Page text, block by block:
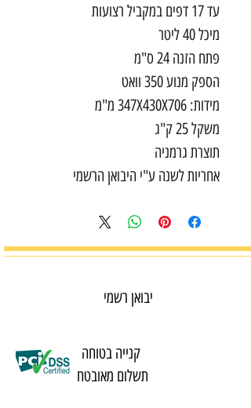
עד 17 דפים במקביל רצועות
מיכל 40 ליטר
פתח הזנה 24 ס"מ
הספק מנוע 350 וואט
מידות: 347X430X706 מ"מ
משקל 25 ק"ג
תוצרת גרמניה
אחריות לשנה ע"י היבואן הרשמי
יבואן רשמי
קנייה בטוחה
תשלום מאובטח